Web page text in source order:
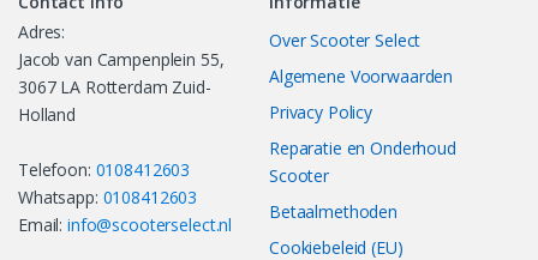
Adres:
Jacob van Campenplein 55,
3067 LA Rotterdam Zuid-
Holland
Telefoon: 0108412603
Whatsapp: 0108412603
Email:info@scooterselect.nl
Over Scooter Select
Algemene Voorwaarden
Privacy Policy
Reparatie en Onderhoud
Scooter
Betaalmethoden
Cookiebeleid (EU)